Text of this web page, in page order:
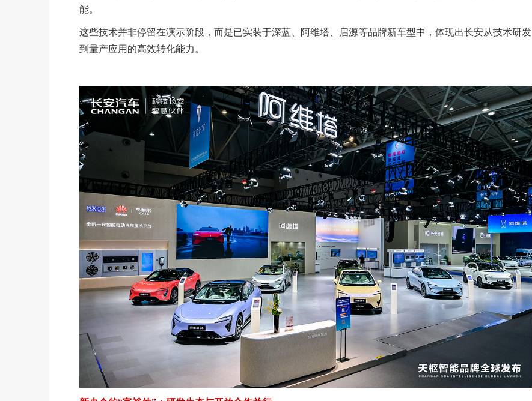
能。
这些技术并非停留在演示阶段，而是已实装于深蓝、阿维塔、启源等品牌新车型中，体现出长安从技术研发
到量产应用的高效转化能力。